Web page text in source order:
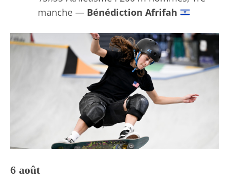
manche — Bénédiction Afrifah
6 août